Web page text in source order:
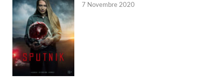
7 Novembre 2020